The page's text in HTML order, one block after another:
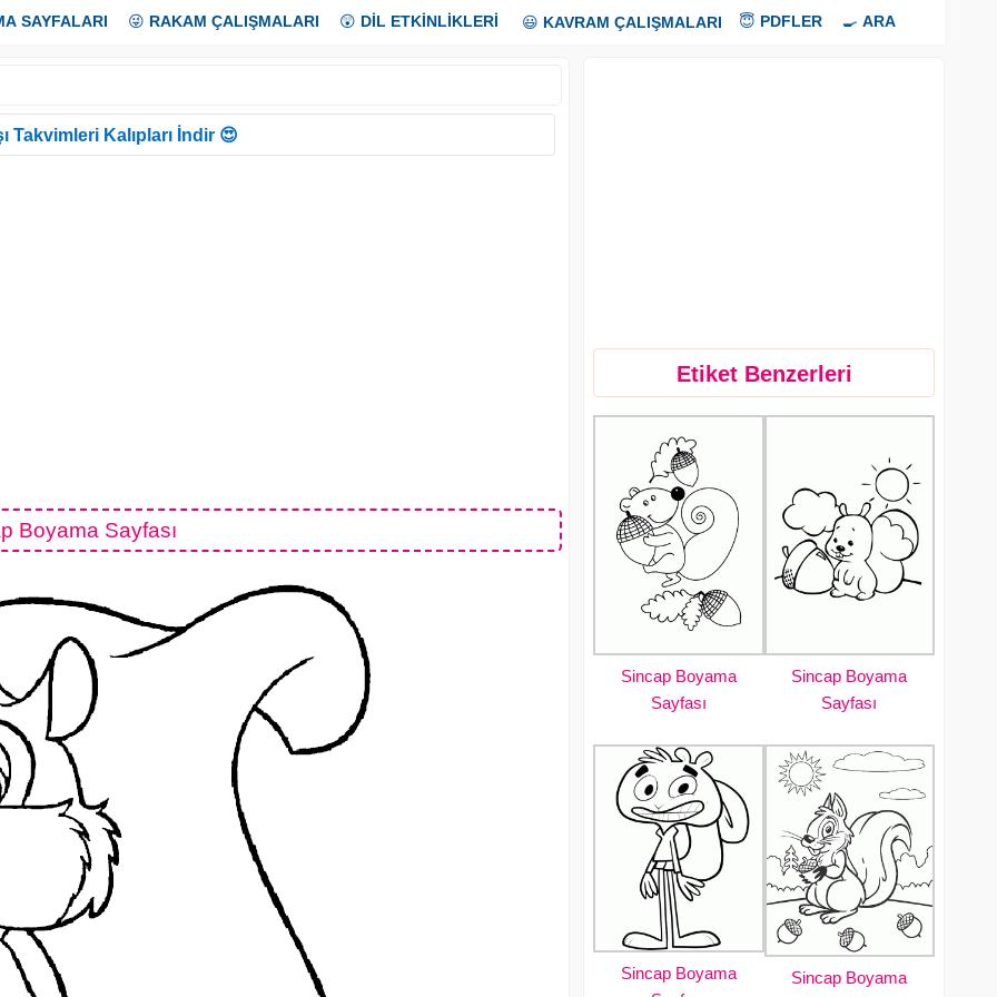
SAYFALARI 😜 RAKAM ÇALIŞMALARI 😲 DİL ETKİNLİKLERİ 😃 KAVRAM ÇALIŞMALARI 😇 PDFLER 🍳 ARA
Takvimleri Kalıpları İndir 😍
Boyama Sayfası
Etiket Benzerleri
Sincap Boyama
Sayfası
Sincap Boyama
Sayfası
Sincap Boyama
Sincap Boyama